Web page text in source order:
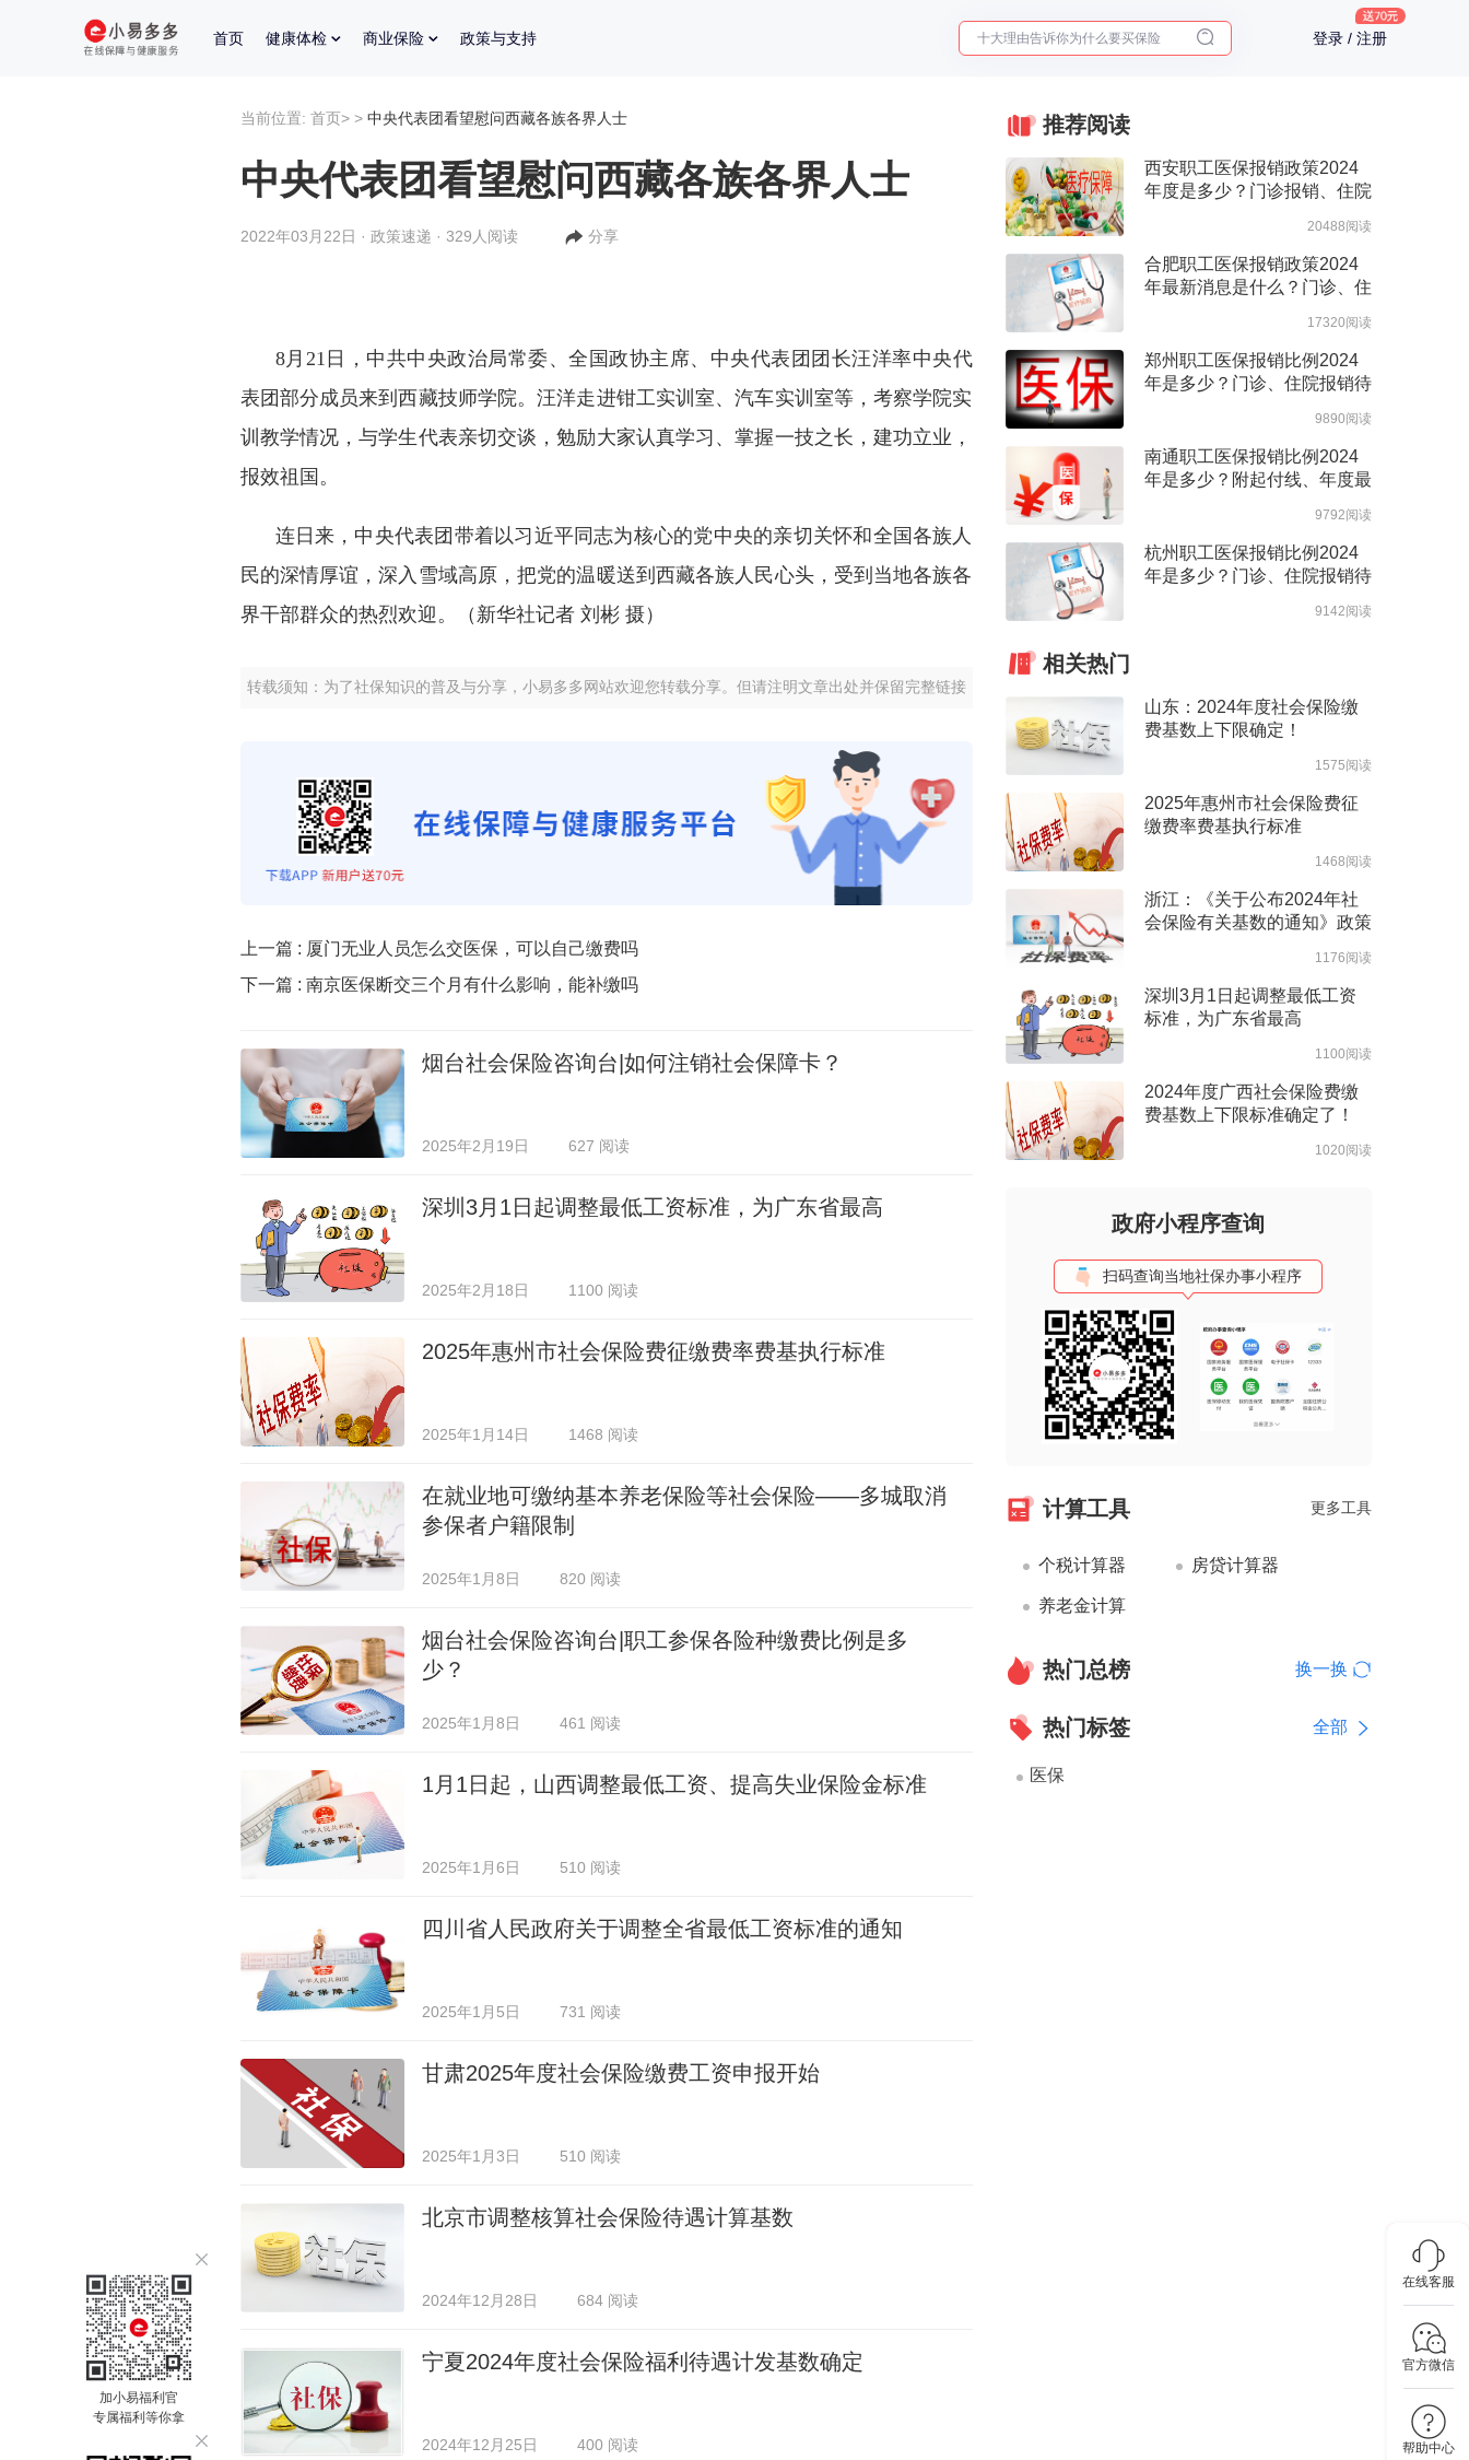
首页 健康体检 商业保险 政策与支持 入职体检在线预约 登录 / 注册
在线客服
官方微信
帮助中心
加小易福利官
专属福利等你拿
当前位置: 首页> > 中央代表团看望慰问西藏各族各界人士
中央代表团看望慰问西藏各族各界人士
2022年03月22日 · 政策速递 · 329人阅读 分享
8月21日，中共中央政治局常委、全国政协主席、中央代表团团长汪洋率中央代
表团部分成员来到西藏技师学院。汪洋走进钳工实训室、汽车实训室等，考察学院实
训教学情况，与学生代表亲切交谈，勉励大家认真学习、掌握一技之长，建功立业，
报效祖国。
连日来，中央代表团带着以习近平同志为核心的党中央的亲切关怀和全国各族人
民的深情厚谊，深入雪域高原，把党的温暖送到西藏各族人民心头，受到当地各族各
界干部群众的热烈欢迎。（新华社记者 刘彬 摄）
转载须知：为了社保知识的普及与分享，小易多多网站欢迎您转载分享。但请注明文章出处并保留完整链接
上一篇 : 厦门无业人员怎么交医保，可以自己缴费吗
下一篇 : 南京医保断交三个月有什么影响，能补缴吗
烟台社会保险咨询台|如何注销社会保障卡？
2025年2月19日 627 阅读
深圳3月1日起调整最低工资标准，为广东省最高
2025年2月18日 1100 阅读
2025年惠州市社会保险费征缴费率费基执行标准
2025年1月14日 1468 阅读
在就业地可缴纳基本养老保险等社会保险——多城取消
参保者户籍限制
2025年1月8日 820 阅读
烟台社会保险咨询台|职工参保各险种缴费比例是多
少？
2025年1月8日 461 阅读
1月1日起，山西调整最低工资、提高失业保险金标准
2025年1月6日 510 阅读
四川省人民政府关于调整全省最低工资标准的通知
2025年1月5日 731 阅读
甘肃2025年度社会保险缴费工资申报开始
2025年1月3日 510 阅读
北京市调整核算社会保险待遇计算基数
2024年12月28日 684 阅读
宁夏2024年度社会保险福利待遇计发基数确定
2024年12月25日 400 阅读
推荐阅读
西安职工医保报销政策2024
年度是多少？门诊报销、住院
20488阅读
合肥职工医保报销政策2024
年最新消息是什么？门诊、住
17320阅读
郑州职工医保报销比例2024
年是多少？门诊、住院报销待
9890阅读
南通职工医保报销比例2024
年是多少？附起付线、年度最
9792阅读
杭州职工医保报销比例2024
年是多少？门诊、住院报销待
9142阅读
相关热门
山东：2024年度社会保险缴
费基数上下限确定！
1575阅读
2025年惠州市社会保险费征
缴费率费基执行标准
1468阅读
浙江：《关于公布2024年社
会保险有关基数的通知》政策
1176阅读
深圳3月1日起调整最低工资
标准，为广东省最高
1100阅读
2024年度广西社会保险费缴
费基数上下限标准确定了！
1020阅读
政府小程序查询
扫码查询当地社保办事小程序
计算工具 更多工具
个税计算器 房贷计算器
养老金计算
热门总榜 换一换
热门标签 全部
医保